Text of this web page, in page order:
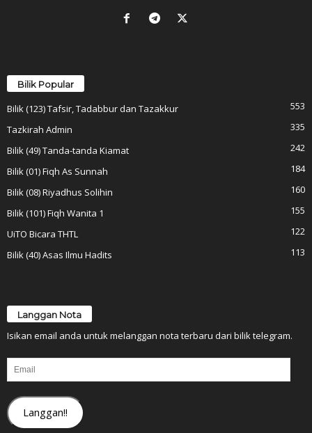
Bilik Popular
Bilik (123) Tafsir, Tadabbur dan Tazakkur
553
Tazkirah Admin
335
Bilik (49) Tanda-tanda Kiamat
242
Bilik (01) Fiqh As Sunnah
184
Bilik (08) Riyadhus Solihin
160
Bilik (101) Fiqh Wanita 1
155
UiTO Bicara THTL
122
Bilik (40) Asas Ilmu Hadits
113
Langgan Nota
Isikan email anda untuk melanggan nota terbaru dari bilik telegram.
Email
Langgan!!